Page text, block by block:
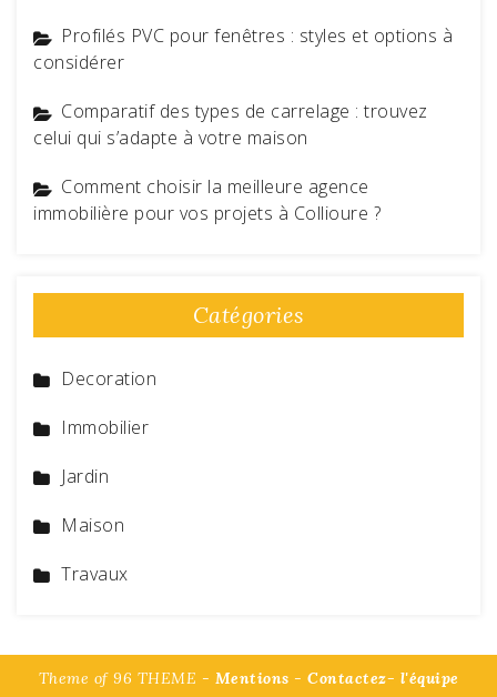
Profilés PVC pour fenêtres : styles et options à
considérer
Comparatif des types de carrelage : trouvez
celui qui s’adapte à votre maison
Comment choisir la meilleure agence
immobilière pour vos projets à Collioure ?
Catégories
Decoration
Immobilier
Jardin
Maison
Travaux
Theme of 96 THEME - Mentions - Contactez- l'équipe